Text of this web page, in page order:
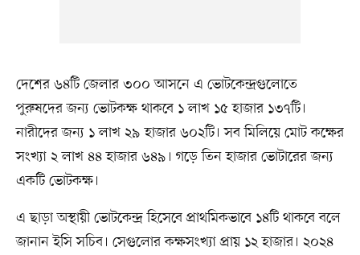
দেশের ৬৪টি জেলার ৩০০ আসনে এ ভোটকেন্দ্রগুলোতে
পুরুষদের জন্য ভোটকক্ষ থাকবে ১ লাখ ১৫ হাজার ১৩৭টি।
নারীদের জন্য ১ লাখ ২৯ হাজার ৬০২টি। সব মিলিয়ে মোট কক্ষের
সংখ্যা ২ লাখ ৪৪ হাজার ৬৪৯। গড়ে তিন হাজার ভোটারের জন্য
একটি ভোটকক্ষ।
এ ছাড়া অস্থায়ী ভোটকেন্দ্র হিসেবে প্রাথমিকভাবে ১৪টি থাকবে বলে
জানান ইসি সচিব। সেগুলোর কক্ষসংখ্যা প্রায় ১২ হাজার। ২০২৪